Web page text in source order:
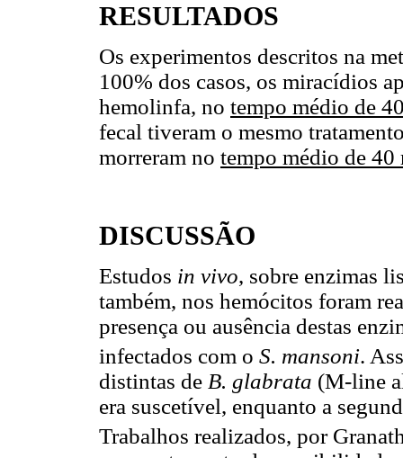
RESULTADOS
Os experimentos descritos na
100% dos casos, os miracídios
hemolinfa, no tempo médio de
fecal tiveram o mesmo
morreram no tempo médio de 40
DISCUSSÃO
Estudos in vivo, sobre enzimas
também, nos hemócitos foram
presença ou ausência destas
infectados com o S. mansoni.
distintas de B. glabrata (M-line
era suscetível, enquanto a
Trabalhos realizados, por